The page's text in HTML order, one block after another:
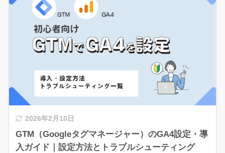
2026年2月10日
GTM（Googleタグマネージャー）のGA4設定・導
入ガイド｜設定方法とトラブルシューティング